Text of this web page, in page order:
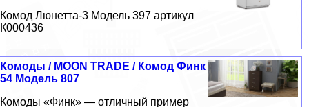
Комод Люнетта-3 Модель 397 артикул
К000436
Комоды / MOON TRADE / Комод Финк
54 Модель 807
Комоды «Финк» — отличный пример